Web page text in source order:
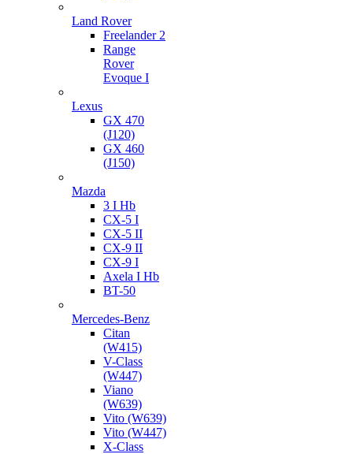
Land Rover
Freelander 2
Range
Rover
Evoque I
Lexus
GX 470
(J120)
GX 460
(J150)
Mazda
3 I Hb
CX-5 I
CX-5 II
CX-9 II
CX-9 I
Axela I Hb
BT-50
Mercedes-Benz
Citan
(W415)
V-Class
(W447)
Viano
(W639)
Vito (W639)
Vito (W447)
X-Class